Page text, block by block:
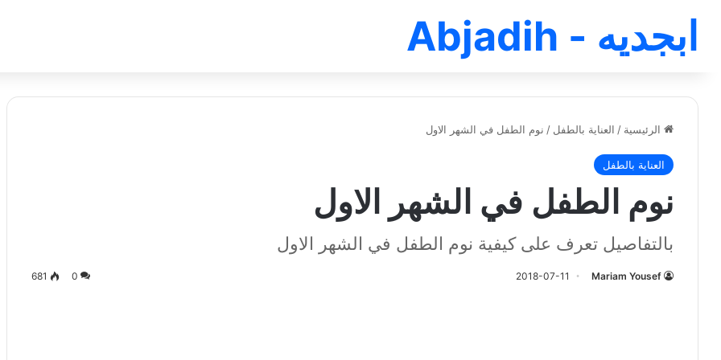
ابجديه - Abjadih
الرئيسية / العناية بالطفل / نوم الطفل في الشهر الاول
العناية بالطفل
نوم الطفل في الشهر الاول
بالتفاصيل تعرف على كيفية نوم الطفل في الشهر الاول
Mariam Yousef
2018-07-11
0
681